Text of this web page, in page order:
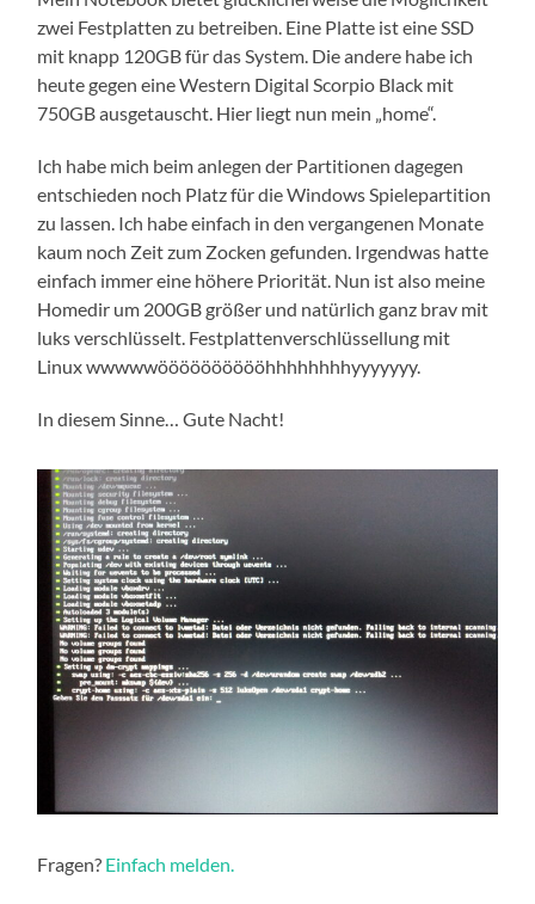
zwei Festplatten zu betreiben. Eine Platte ist eine SSD
mit knapp 120GB für das System. Die andere habe ich
heute gegen eine Western Digital Scorpio Black mit
750GB ausgetauscht. Hier liegt nun mein „home“.
Ich habe mich beim anlegen der Partitionen dagegen
entschieden noch Platz für die Windows Spielepartition
zu lassen. Ich habe einfach in den vergangenen Monate
kaum noch Zeit zum Zocken gefunden. Irgendwas hatte
einfach immer eine höhere Priorität. Nun ist also meine
Homedir um 200GB größer und natürlich ganz brav mit
luks verschlüsselt. Festplattenverschlüssellung mit
Linux wwwwwööööööööööhhhhhhhhyyyyyyy.
In diesem Sinne… Gute Nacht!
Fragen? Einfach melden.